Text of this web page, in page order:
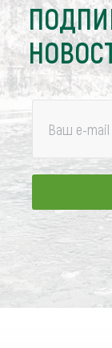
Ваш e-mail